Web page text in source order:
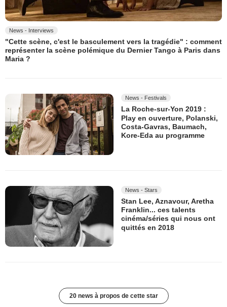
News - Interviews
"Cette scène, c'est le basculement vers la tragédie" : comment
représenter la scène polémique du Dernier Tango à Paris dans
Maria ?
News - Festivals
La Roche-sur-Yon 2019 :
Play en ouverture, Polanski,
Costa-Gavras, Baumach,
Kore-Eda au programme
News - Stars
Stan Lee, Aznavour, Aretha
Franklin... ces talents
cinéma/séries qui nous ont
quittés en 2018
20 news à propos de cette star